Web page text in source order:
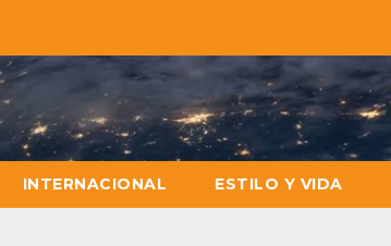
INTERNACIONAL ESTILO Y VIDA